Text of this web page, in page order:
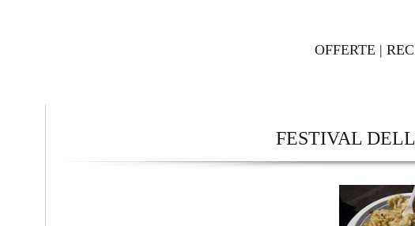
OFFERTE |
FESTIVAL